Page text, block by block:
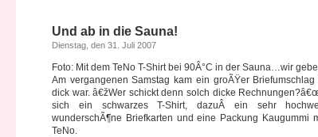
Und ab in die Sauna!
Dienstag, den 31. Juli 2007
Foto: Mit dem TeNo T-Shirt bei 90Â°C in der Sauna…wir
Am vergangenen Samstag kam ein groÃŸer
dick war. â€žWer schickt denn solch dicke
sich ein schwarzes T-Shirt, dazuÂ ein sehr
wunderschÃ¶ne Briefkarten und eine Packung Kaugummi
TeNo.